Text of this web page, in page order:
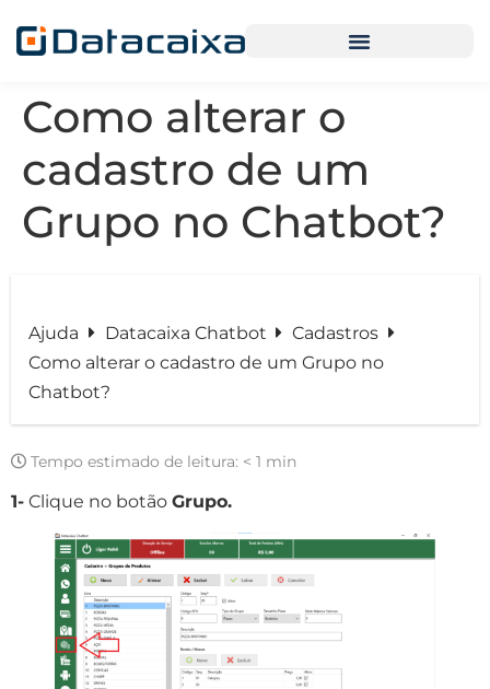
Como alterar o
cadastro de um
Grupo no Chatbot?
Ajuda Datacaixa Chatbot
Cadastros
Como alterar o cadastro de um Grupo no
Chatbot?
Tempo estimado de leitura: < 1 min
1- Clique no botão Grupo.